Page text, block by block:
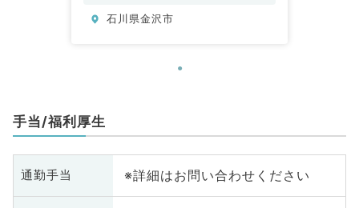
内科、血液内科、膠原病科
石川県金沢市
手当/福利厚生
通勤手当 ※詳細はお問い合わせください